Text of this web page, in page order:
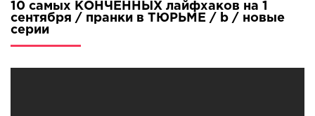
10 самых КОНЧЕННЫХ лайфхаков на 1
сентября / пранки в ТЮРЬМЕ / b / новые
серии